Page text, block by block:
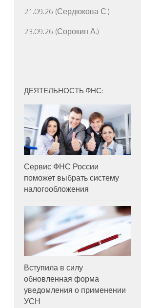
21.09.26 (Сердюкова С.)
23.09.26 (Сорокин А.)
ДЕЯТЕЛЬНОСТЬ ФНС:
Сервис ФНС России
поможет выбрать систему
налогообложения
Вступила в силу
обновленная форма
уведомления о применении
УСН